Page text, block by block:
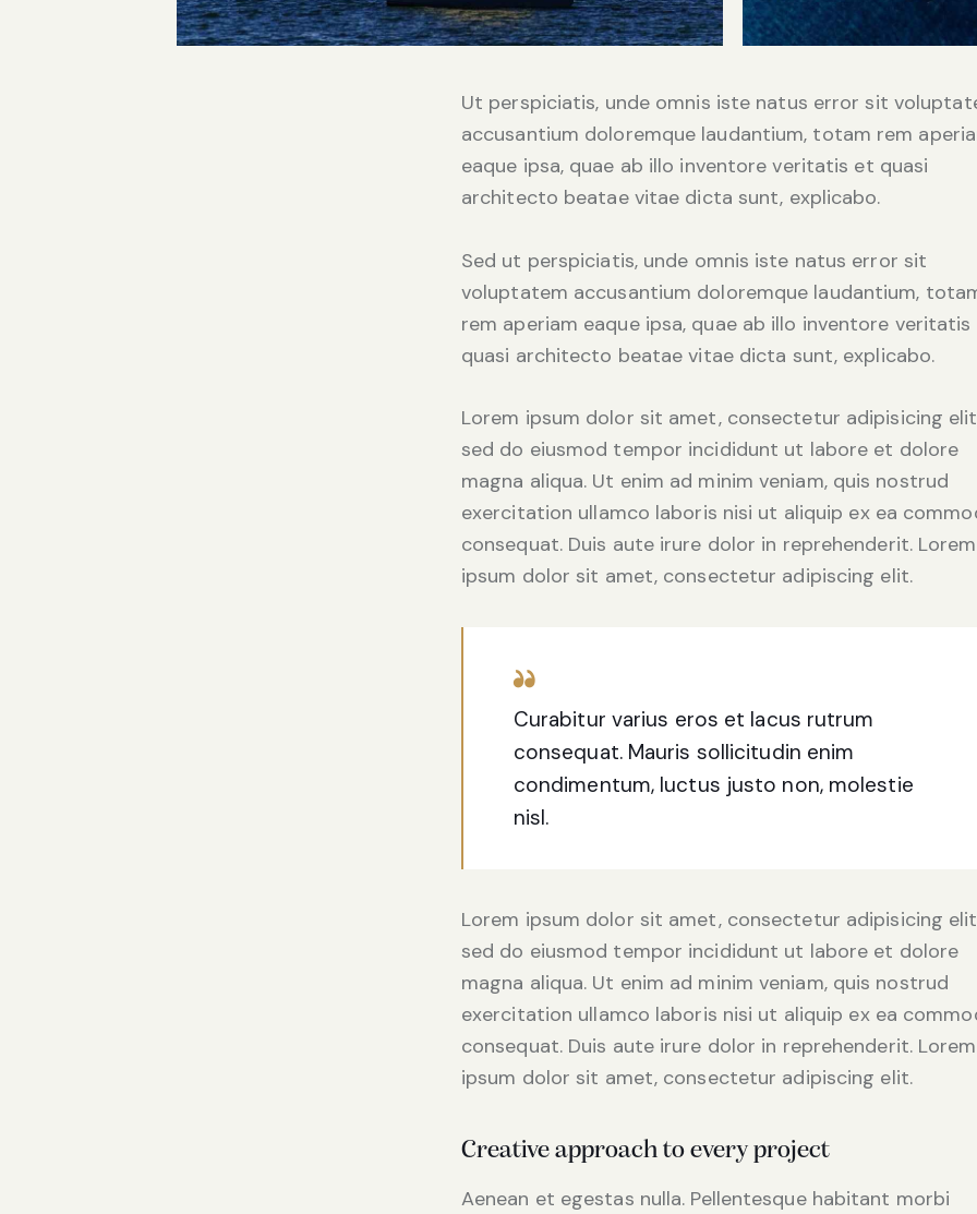
Ut perspiciatis, unde omnis iste natus error sit
accusantium doloremque laudantium, totam rem
eaque ipsa, quae ab illo inventore veritatis et quasi
architecto beatae vitae dicta sunt, explicabo.
Sed ut perspiciatis, unde omnis iste natus error sit
voluptatem accusantium doloremque laudantium,
rem aperiam eaque ipsa, quae ab illo inventore
quasi architecto beatae vitae dicta sunt, explicabo.
Lorem ipsum dolor sit amet, consectetur adipisicing
sed do eiusmod tempor incididunt ut labore et dolore
magna aliqua. Ut enim ad minim veniam, quis nostrud
exercitation ullamco laboris nisi ut aliquip ex ea
consequat. Duis aute irure dolor in reprehenderit. Lorem
ipsum dolor sit amet, consectetur adipiscing elit.
Curabitur varius eros et lacus rutrum
consequat. Mauris sollicitudin enim
condimentum, luctus justo non, molestie
nisl.
Lorem ipsum dolor sit amet, consectetur adipisicing
sed do eiusmod tempor incididunt ut labore et dolore
magna aliqua. Ut enim ad minim veniam, quis nostrud
exercitation ullamco laboris nisi ut aliquip ex ea
consequat. Duis aute irure dolor in reprehenderit. Lorem
ipsum dolor sit amet, consectetur adipiscing elit.
Creative approach to every project
Aenean et egestas nulla. Pellentesque habitant morbi